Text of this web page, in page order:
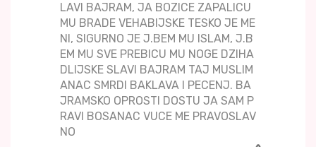
LAVI BAJRAM, JA BOZICE ZAPALICU
MU BRADE VEHABIJSKE TESKO JE ME
NI, SIGURNO JE J.BEM MU ISLAM, J.B
EM MU SVE PREBICU MU NOGE DZIHA
DLIJSKE SLAVI BAJRAM TAJ MUSLIM
ANAC SMRDI BAKLAVA I PECENJ. BA
JRAMSKO OPROSTI DOSTU JA SAM P
RAVI BOSANAC VUCE ME PRAVOSLAV
NO